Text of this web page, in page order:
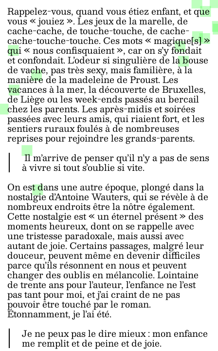
Rappelez-vous, quand vous étiez enfant, et que
vous « jouiez ». Les jeux de la marelle, de
cache-cache, de touche-touche, de cache-
cache-touche-touche. Ces mots « magique[s] »
qui « nous confisquaient », car on s’y fondait
et confondait. L’odeur si singulière de la bouse
de vache, pas très sexy, mais familière, à la
manière de la madeleine de Proust. Les
vacances à la mer, la découverte de Bruxelles,
de Liège ou les week-ends passés au bercail
chez les parents. Les après-midis et soirées
passées avec leurs amis, qui riaient fort, et les
sentiers ruraux foulés à de nombreuses
reprises pour rejoindre les grands-parents.
Il m’arrive de penser qu’il n’y a pas de sens
à vivre si tout s’oublie si vite.
On est dans une autre époque, plongé dans la
nostalgie d’Antoine Wauters, qui se révèle à de
nombreux endroits être la nôtre également.
Cette nostalgie est « un éternel présent » des
moments heureux, dont on se rappelle avec
une tristesse paradoxale, mais aussi avec
autant de joie. Certains passages, malgré leur
douceur, peuvent même en devenir difficiles
parce qu’ils résonnent en nous et peuvent
changer des oublis en mélancolie. Lointaine
de trente ans pour l’auteur, l’enfance ne l’est
pas tant pour moi, et j’ai craint de ne pas
pouvoir être touché par le roman.
Étonnamment, je l’ai été.
Je ne peux pas le dire mieux : mon enfance
me remplit et de peine et de joie.